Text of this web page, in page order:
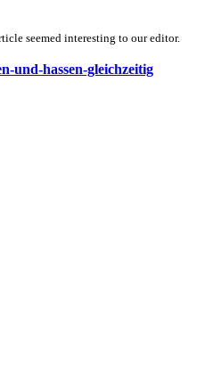
seemed interesting to our editor.
und-hassen-gleichzeitig